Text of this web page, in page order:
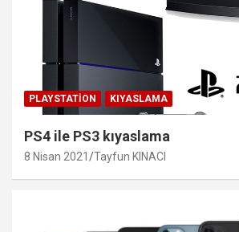
PLAYSTATION KIYASLAMA
PS4 ile PS3 kıyaslama
8 Nisan 2021 Tayfun KINACI